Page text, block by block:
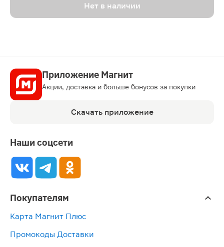
Нет в наличии
Приложение Магнит
Акции, доставка и больше бонусов за покупки
Скачать приложение
Наши соцсети
Покупателям
Карта Магнит Плюс
Промокоды Доставки